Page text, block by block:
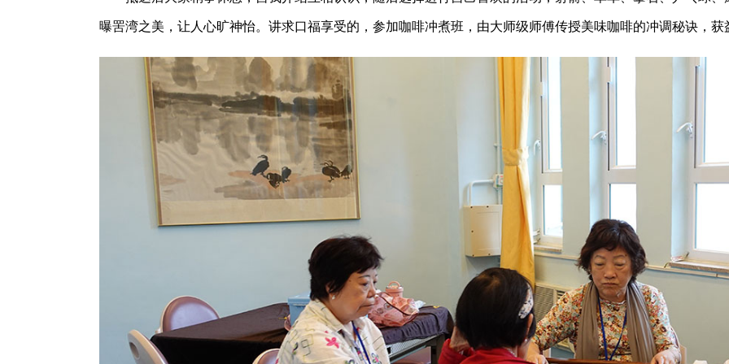
曝罟湾之美，让人心旷神怡。讲求口福享受的，参加咖啡冲煮班，由大师级师傅传授美味咖啡的冲调秘诀，获